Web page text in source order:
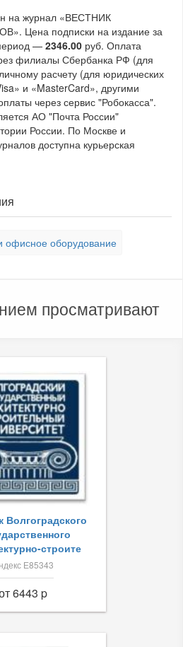
на журнал «ВЕСТНИК
Цена подписки на издание за
— 2346.00 руб. Оплата
филиалы Сбербанка РФ (для
расчету (для юридических
и «MasterCard», другими
через сервис "Робокасса".
АО "Почта России"
России. По Москве и
доступна курьерская
офисное оборудование
просматривают
Волгоградского
строите
Е85343
6443 p